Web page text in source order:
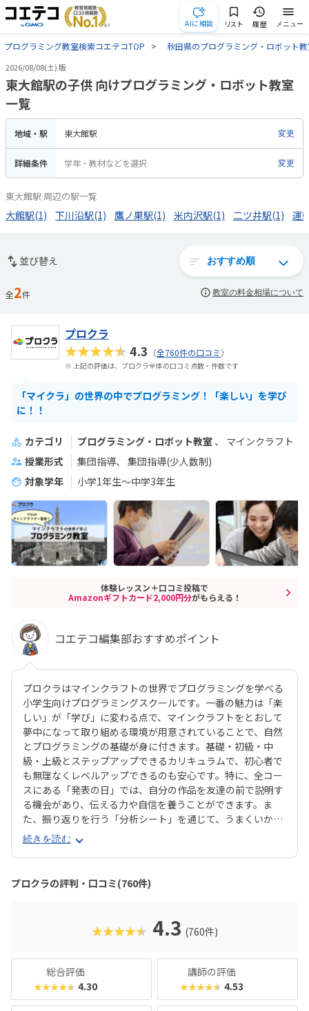
AIに相談 リスト 履歴 メニュー
プログラミング教室検索コエテコTOP 秋田県のプログラミング・ロボット
2026/08/08(土) 版
東大館駅の子供 向けプログラミング・ロボット教室
一覧
地域・駅 東大館駅 変更
詳細条件 学年・教材などを選択 変更
東大館駅 周辺の駅一覧
大館駅(1) 下川沿駅(1) 鷹ノ巣駅(1) 米内沢駅(1) 二ツ井駅(1) 運
並び替え
全2件 教室の料金相場について
プロクラ
★★★★★4.3 （全760件の口コミ）
※ 上記の評価は、プロクラ全体の口コミ点数・件数です
「マイクラ」の世界の中でプログラミング！「楽しい」を学び
に！！
カテゴリ プログラミング・ロボット教室
マインクラフト
授業形式
集団指導
集団指導(少人数制)
対象学年
小学1年生～中学3年生
体験レッスン＋口コミ投稿で
Amazonギフトカード2,000円分がもらえる！
コエテコ編集部おすすめポイント
プロクラはマインクラフトの世界でプログラミングを学べる
小学生向けプログラミングスクールです。一番の魅力は「楽
しい」が「学び」に変わる点で、マインクラフトをとおして
夢中になって取り組める環境が用意されていることで、自然
とプログラミングの基礎が身に付きます。基礎・初級・中
級・上級とステップアップできるカリキュラムで、初心者で
も無理なくレベルアップできるのも安心です。特に、全コー
スにある「発表の日」では、自分の作品を友達の前で説明す
る機会があり、伝える力や自信を養うことができます。ま
た、振り返りを行う「分析シート」を通じて、うまくいかな
かった点をどう改善するかを考える習慣が身に付くのも特徴
です。さらに、講師は子どもたちの答えを引き出すコーチン
グ型指導を採用。自分で考え、解決する力を育みます。全国
600以上の教室で展開され、初めてでも安心して参加できる
無料体験も実施中。遊びながら未来につながる力を育てられ
続きを読む
プロクラの評判・口コミ(760件)
★★★★★ 4.3 (760件)
総合評価
★★★★★ 4.30
講師の評価
★★★★★ 4.53